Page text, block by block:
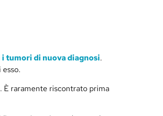
tumori di nuova diagnosi.
esso.
È raramente riscontrato prima